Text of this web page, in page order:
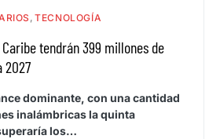
TECNOLOGÍA
tendrán 399 millones de
2027
dominante, con una cantidad
inalámbricas la quinta
los…